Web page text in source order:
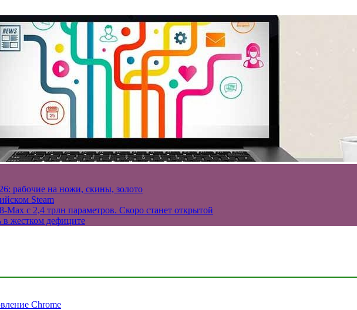
рабочие на ножи, скины, золото
Steam
с 2,4 трлн параметров. Скоро станет открытой
в жестком дефиците
Chrome